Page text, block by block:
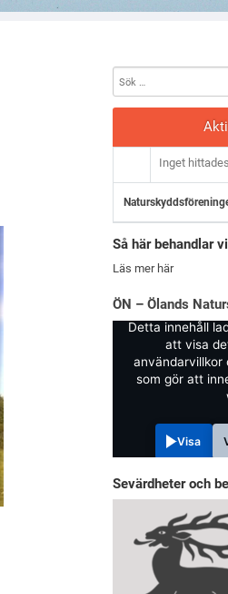
Inget
Så här behandlar
Läs mer här
ÖN – Ölands
Detta innehåll
att visa
användarvillkor
som gör att
Visa
Sevärdheter och